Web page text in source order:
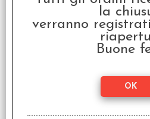
Marvel
Civil
la
verranno
Buone